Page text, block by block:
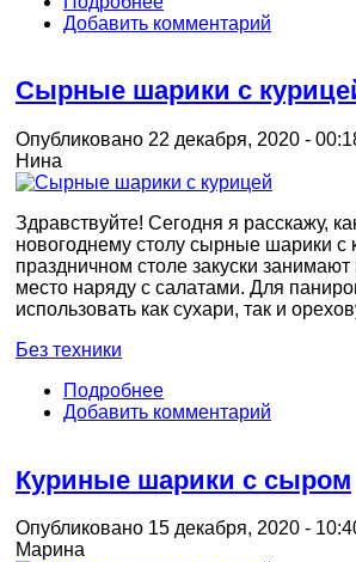
Добавить комментарий
Сырные шарики с
Опубликовано 22 декабря, 2020 -
Нина
Здравствуйте! Сегодня я расскажу,
новогоднему столу сырные шарики с
праздничном столе закуски
место наряду с салатами. Для
использовать как сухари, так и
Без техники
Подробнее
Добавить комментарий
Куриные шарики с сыром
Опубликовано 15 декабря, 2020 -
Марина